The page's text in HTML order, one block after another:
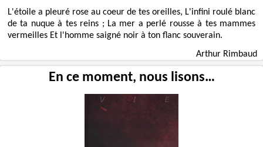
L'étoile a pleuré rose au coeur de tes oreilles, L'infini roulé blanc
de ta nuque à tes reins ; La mer a perlé rousse à tes mammes
vermeilles Et l'homme saigné noir à ton flanc souverain.
Arthur Rimbaud
En ce moment, nous lisons…